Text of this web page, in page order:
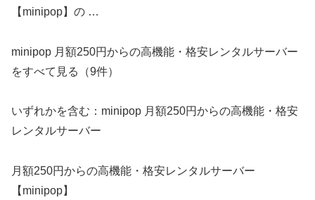
【minipop】の …
minipop 月額250円からの高機能・格安レンタルサーバー
をすべて見る（9件）
いずれかを含む：minipop 月額250円からの高機能・格安
レンタルサーバー
月額250円からの高機能・格安レンタルサーバー
【minipop】